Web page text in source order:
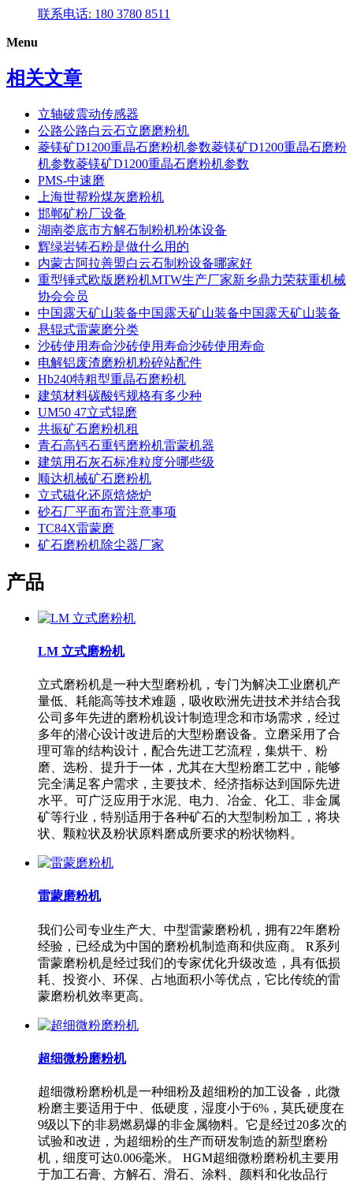
联系电话: 180 3780 8511
Menu
相关文章
立轴破震动传感器
公路公路白云石立磨磨粉机
菱镁矿D1200重晶石磨粉机参数菱镁矿D1200重晶石磨粉
机参数菱镁矿D1200重晶石磨粉机参数
PMS-中速磨
上海世帮粉煤灰磨粉机
邯郸矿粉厂设备
湖南娄底市方解石制粉机粉体设备
辉绿岩铸石粉是做什么用的
内蒙古阿拉善盟白云石制粉设备哪家好
重型锤式欧版磨粉机MTW生产厂家新乡鼎力荣获重机械
协会会员
中国露天矿山装备中国露天矿山装备中国露天矿山装备
悬辊式雷蒙磨分类
沙砖使用寿命沙砖使用寿命沙砖使用寿命
电解铝废渣磨粉机粉碎站配件
Hb240特粗型重晶石磨粉机
建筑材料碳酸钙规格有多少种
UM50 47立式辊磨
共振矿石磨粉机租
青石高钙石重钙磨粉机雷蒙机器
建筑用石灰石标准粒度分哪些级
顺达机械矿石磨粉机
立式磁化还原焙烧炉
砂石厂平面布置注意事项
TC84X雷蒙磨
矿石磨粉机除尘器厂家
产品
LM 立式磨粉机
立式磨粉机是一种大型磨粉机，专门为解决工业磨机产
量低、耗能高等技术难题，吸收欧洲先进技术并结合我
公司多年先进的磨粉机设计制造理念和市场需求，经过
多年的潜心设计改进后的大型粉磨设备。立磨采用了合
理可靠的结构设计，配合先进工艺流程，集烘干、粉
磨、选粉、提升于一体，尤其在大型粉磨工艺中，能够
完全满足客户需求，主要技术、经济指标达到国际先进
水平。可广泛应用于水泥、电力、冶金、化工、非金属
矿等行业，特别适用于各种矿石的大型制粉加工，将块
状、颗粒状及粉状原料磨成所要求的粉状物料。
雷蒙磨粉机
我们公司专业生产大、中型雷蒙磨粉机，拥有22年磨粉
经验，已经成为中国的磨粉机制造商和供应商。 R系列
雷蒙磨粉机是经过我们的专家优化升级改造，具有低损
耗、投资小、环保、占地面积小等优点，它比传统的雷
蒙磨粉机效率更高。
超细微粉磨粉机
超细微粉磨粉机是一种细粉及超细粉的加工设备，此微
粉磨主要适用于中、低硬度，湿度小于6%，莫氏硬度在
9级以下的非易燃易爆的非金属物料。它是经过20多次的
试验和改进，为超细粉的生产而研发制造的新型磨粉
机，细度可达0.006毫米。 HGM超细微粉磨粉机主要用
于加工石膏、方解石、滑石、涂料、颜料和化妆品行